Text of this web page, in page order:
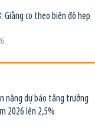
co theo biên độ hẹp
nâng dự báo tăng trưởng
2026 lên 2,5%